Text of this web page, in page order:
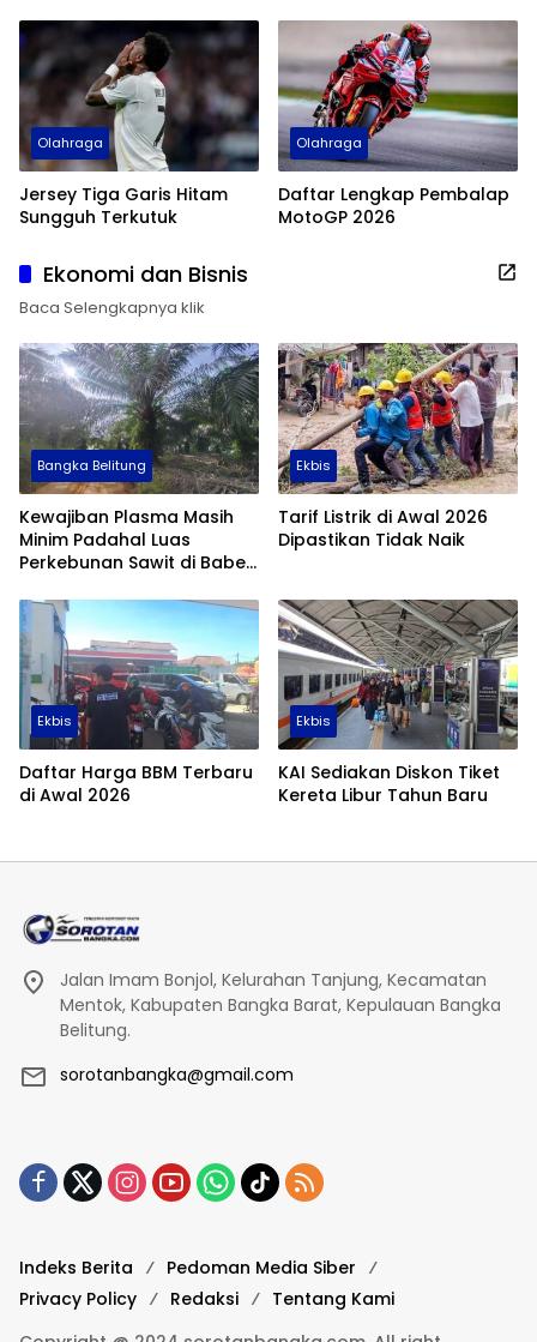
Olahraga
Jersey Tiga Garis Hitam
Sungguh Terkutuk
Olahraga
Daftar Lengkap Pembalap
MotoGP 2026
Ekonomi dan Bisnis
Baca Selengkapnya klik
Bangka Belitung
Kewajiban Plasma Masih
Minim Padahal Luas
Perkebunan Sawit di Babel
Ekbis
Tarif Listrik di Awal 2026
Dipastikan Tidak Naik
Ekbis
Daftar Harga BBM Terbaru
di Awal 2026
Ekbis
KAI Sediakan Diskon Tiket
Kereta Libur Tahun Baru
Jalan Imam Bonjol, Kelurahan Tanjung, Kecamatan
Mentok, Kabupaten Bangka Barat, Kepulauan Bangka
Belitung.
sorotanbangka@gmail.com
Indeks Berita
Pedoman Media Siber
Privacy Policy
Redaksi
Tentang Kami